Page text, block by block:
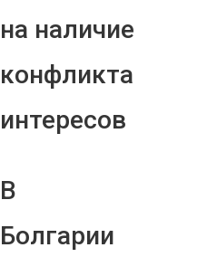
на наличие
конфликта
интересов
В
Болгарии